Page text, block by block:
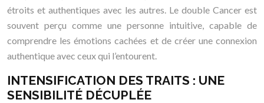
étroits et authentiques avec les autres. Le double Cancer est
souvent perçu comme une personne intuitive, capable de
comprendre les émotions cachées et de créer une connexion
authentique avec ceux qui l’entourent.
INTENSIFICATION DES TRAITS : UNE
SENSIBILITÉ DÉCUPLÉE